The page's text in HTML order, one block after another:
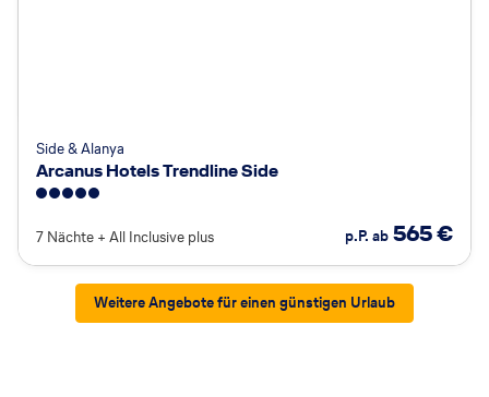
Side & Alanya
Arcanus Hotels Trendline Side
7 Nächte + All Inclusive plus p.P. ab 565€
Weitere Angebote für einen günstigen Urlaub